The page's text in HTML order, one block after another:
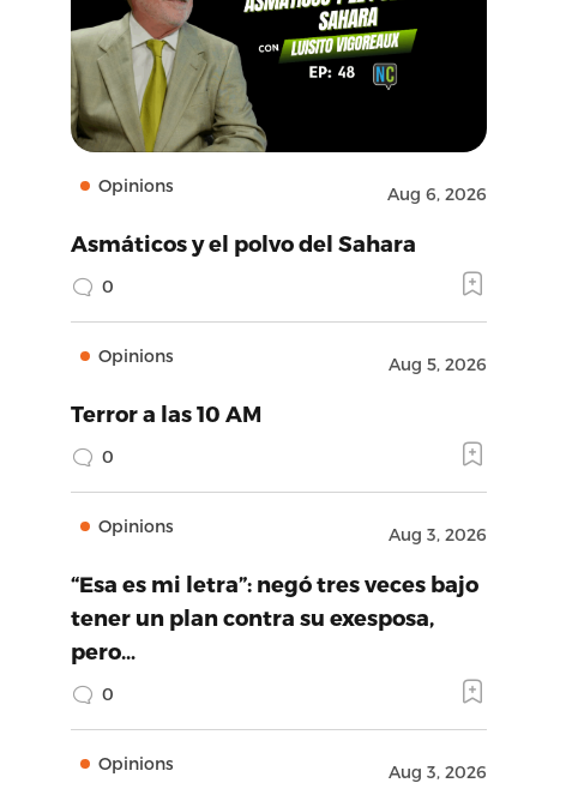
Opinions Aug 6, 2026
Asmáticos y el polvo del Sahara
0
Opinions Aug 5, 2026
Terror a las 10 AM
0
Opinions Aug 3, 2026
“Esa es mi letra”: negó tres veces bajo
tener un plan contra su exesposa,
pero…
0
Opinions Aug 3, 2026